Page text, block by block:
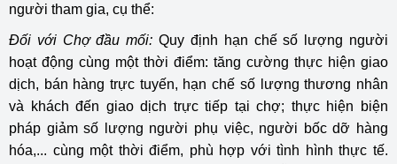
người tham gia, cụ thể:
Đối với Chợ đầu mối:Quy định hạn chế số lượng người
hoạt động cùng một thời điểm: tăng cường thực hiện giao
dịch, bán hàng trực tuyến, hạn chế số lượng thương nhân
và khách đến giao dịch trực tiếp tại chợ; thực hiện biện
pháp giảm số lượng người phụ việc, người bốc dỡ hàng
hóa,... cùng một thời điểm, phù hợp với tình hình thực tế.